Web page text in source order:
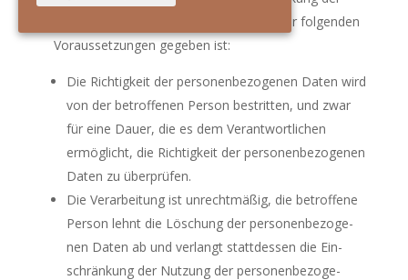
Ver­ar­bei­tung zu ver­lan­gen, wenn eine der fol­gen­den
Vor­aus­set­zun­gen gege­ben ist:
Die Rich­tig­keit der per­so­nen­be­zo­ge­nen Daten wird
von der betrof­fe­nen Per­son bestrit­ten, und zwar
für eine Dau­er, die es dem Ver­ant­wort­li­chen
ermög­licht, die Rich­tig­keit der per­so­nen­be­zo­ge­nen
Daten zu überprüfen.
Die Ver­ar­bei­tung ist unrecht­mä­ßig, die betrof­fe­ne
Per­son lehnt die Löschung der per­so­nen­be­zo­ge­
nen Daten ab und ver­langt statt­des­sen die Ein­
schrän­kung der Nut­zung der per­so­nen­be­zo­ge­